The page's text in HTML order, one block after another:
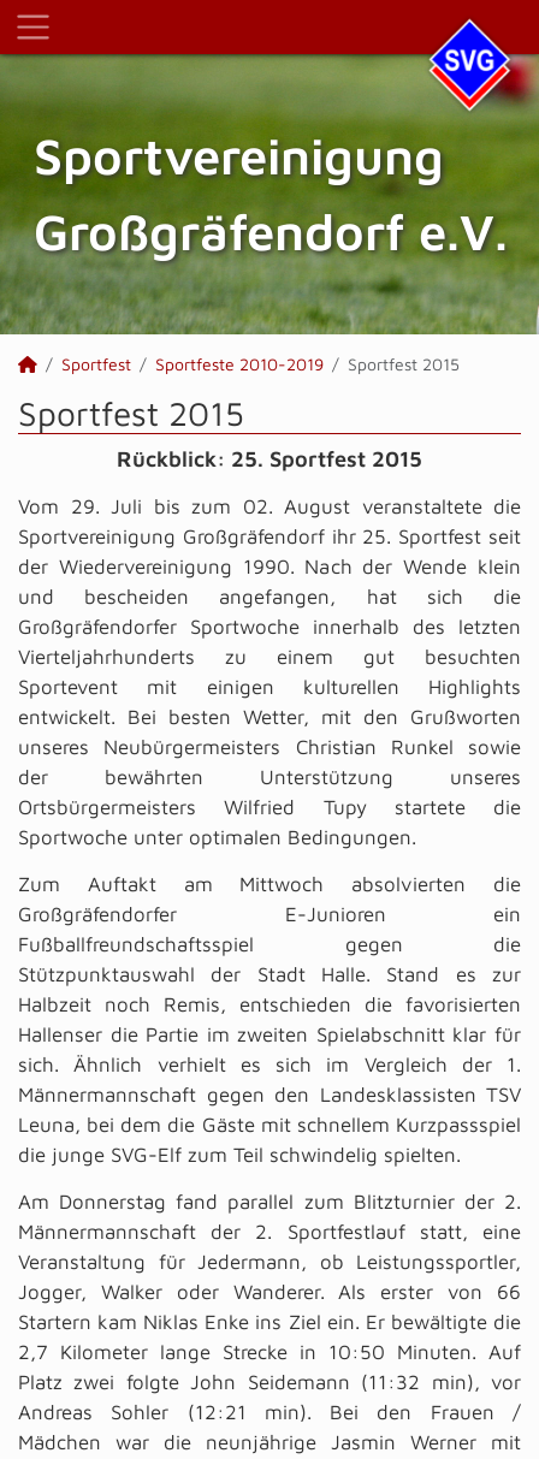
Sportvereinigung
Großgräfendorf e.V.
Sportfest Sportfeste 2010-2019 Sportfest 2015
Sportfest 2015
Rückblick: 25. Sportfest 2015
Vom 29. Juli bis zum 02. August veranstaltete die
Sportvereinigung Großgräfendorf ihr 25. Sportfest seit
der Wiedervereinigung 1990. Nach der Wende klein
und bescheiden angefangen, hat sich die
Großgräfendorfer Sportwoche innerhalb des letzten
Vierteljahrhunderts zu einem gut besuchten
Sportevent mit einigen kulturellen Highlights
entwickelt. Bei besten Wetter, mit den Grußworten
unseres Neubürgermeisters Christian Runkel sowie
der bewährten Unterstützung unseres
Ortsbürgermeisters Wilfried Tupy startete die
Sportwoche unter optimalen Bedingungen.
Zum Auftakt am Mittwoch absolvierten die
Großgräfendorfer E-Junioren ein
Fußballfreundschaftsspiel gegen die
Stützpunktauswahl der Stadt Halle. Stand es zur
Halbzeit noch Remis, entschieden die favorisierten
Hallenser die Partie im zweiten Spielabschnitt klar für
sich. Ähnlich verhielt es sich im Vergleich der 1.
Männermannschaft gegen den Landesklassisten TSV
Leuna, bei dem die Gäste mit schnellem Kurzpassspiel
die junge SVG-Elf zum Teil schwindelig spielten.
Am Donnerstag fand parallel zum Blitzturnier der 2.
Männermannschaft der 2. Sportfestlauf statt, eine
Veranstaltung für Jedermann, ob Leistungssportler,
Jogger, Walker oder Wanderer. Als erster von 66
Startern kam Niklas Enke ins Ziel ein. Er bewältigte die
2,7 Kilometer lange Strecke in 10:50 Minuten. Auf
Platz zwei folgte John Seidemann (11:32 min), vor
Andreas Sohler (12:21 min). Bei den Frauen /
Mädchen war die neunjährige Jasmin Werner mit